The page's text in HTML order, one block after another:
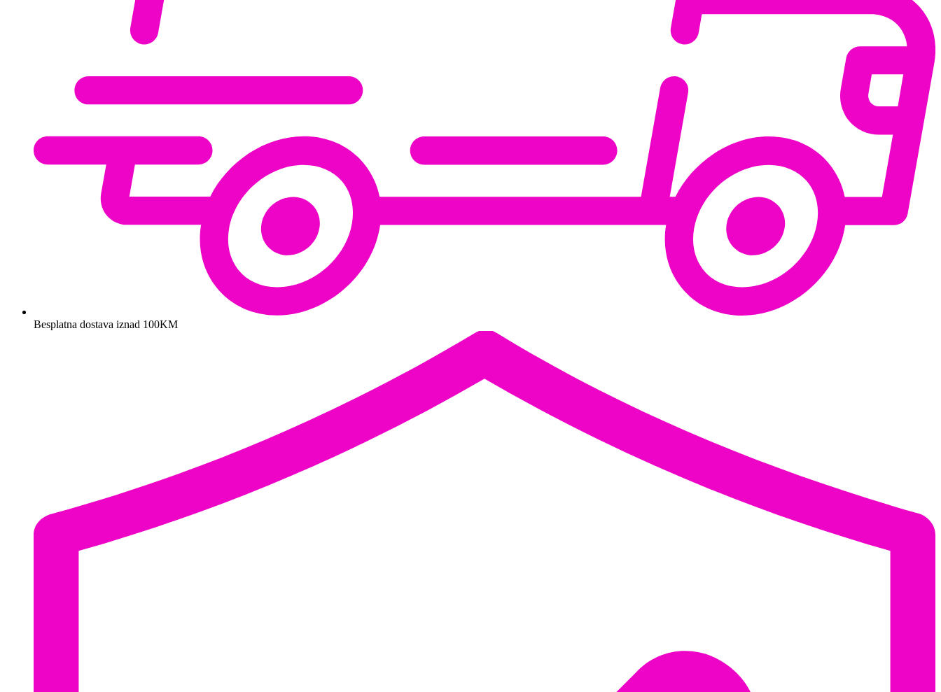
Besplatna dostava iznad 100KM